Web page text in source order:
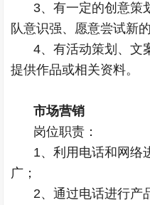
3、有一定的创意策
队意识强、愿意尝试新
4、有活动策划、文
提供作品或相关资料。
市场营销
岗位职责：
1、利用电话和网络
广；
2、通过电话进行产